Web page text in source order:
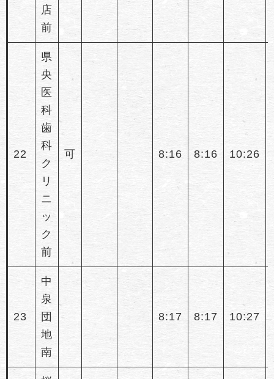
店
前
22
県
央
医
科
歯
科
ク
リ
ニ
ッ
ク
前
可 8:16 8:16 10:26
23
中
泉
団
地
南
8:17 8:17 10:27